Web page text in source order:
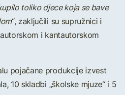
toliko djece koja se bave
“, zaključili su supružnici i
i kantautorskom
pojačane produkcije izvest
10 skladbi „školske mjuze“ i 5